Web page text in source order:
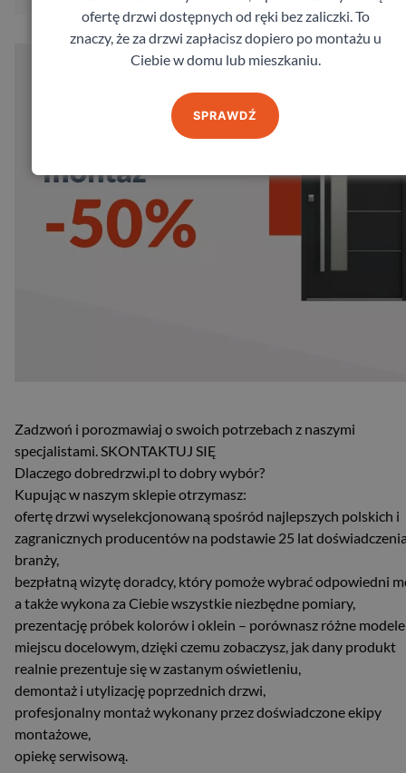
Zadzwoń i porozmawiaj o swoich potrzebach z naszymi
specjalistami. SKONTAKTUJ SIĘ
Dlaczego dobredrzwi.pl to dobry wybór?
Kupując w naszym sklepie otrzymasz:
ofertę drzwi wyselekcjonowaną spośród najlepszych polskich i
zagranicznych producentów na podstawie 25 lat
branży,
bezpłatną wizytę doradcy, który pomoże wybrać odpowiedni
a także wykona za Ciebie wszystkie niezbędne pomiary,
prezentację próbek kolorów i oklein – porównasz różne
miejscu docelowym, dzięki czemu zobaczysz, jak dany produkt
realnie prezentuje się w zastanym oświetleniu,
demontaż i utylizację poprzednich drzwi,
profesjonalny montaż wykonany przez doświadczone ekipy
montażowe,
opiekę serwisową.
ofertę drzwi dostępnych od ręki bez zaliczki. To
znaczy, że za drzwi zapłacisz dopiero po montażu u
Ciebie w domu lub mieszkaniu.
SPRAWDŹ